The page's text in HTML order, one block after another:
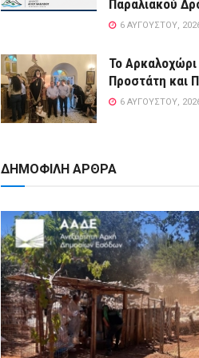
Παραλιακού
6 ΑΥΓΟΎΣΤΟΥ,
Το Αρκαλοχώρι
Προστάτη και
6 ΑΥΓΟΎΣΤΟΥ,
ΔΗΜΟΦΙΛΗ ΑΡΘΡΑ